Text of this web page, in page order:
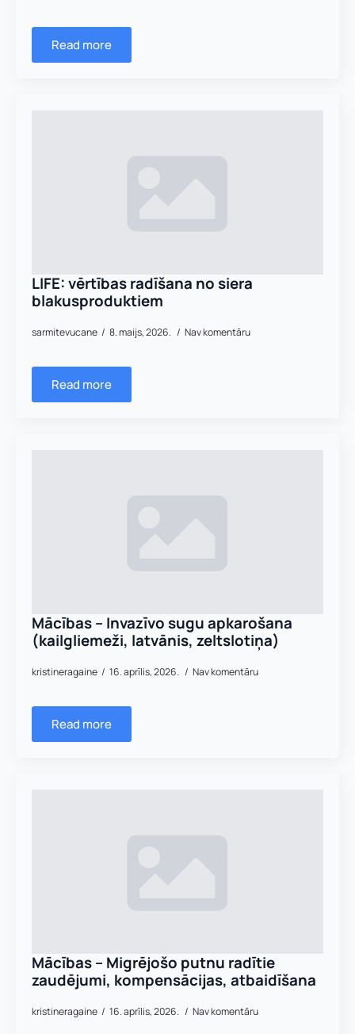
Read more
LIFE: vērtības radīšana no siera
blakusproduktiem
sarmitevucane 8. maijs, 2026. Nav komentāru
Read more
Mācības – Invazīvo sugu apkarošana
(kailgliemeži, latvānis, zeltslotiņa)
kristineragaine 16. aprīlis, 2026. Nav komentāru
Read more
Mācības – Migrējošo putnu radītie
zaudējumi, kompensācijas, atbaidīšana
kristineragaine 16. aprīlis, 2026. Nav komentāru
Vārds, uzvārds *